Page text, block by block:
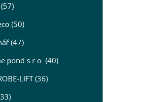
(50)
(47)
pond s.r.o. (40)
LIFT (36)